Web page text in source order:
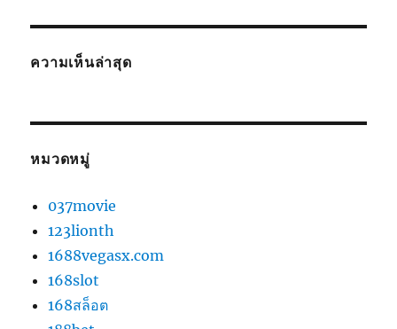
ความเห็นล่าสุด
หมวดหมู่
037movie
123lionth
1688vegasx.com
168slot
168สล็อต